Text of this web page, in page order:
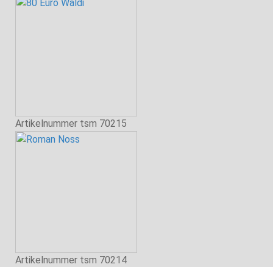
Artikelnummer tsm 70215
Artikelnummer tsm 70214